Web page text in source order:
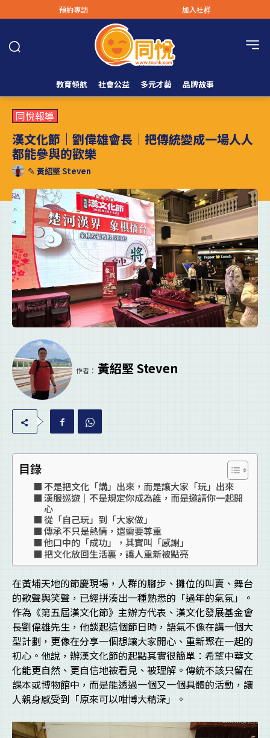
預約專訪 加入社群
教育領航 社會公益 多元才藝 品牌故事
同悅報導
漢文化節｜劉偉雄會長｜把傳統變成一場人人
都能參與的歡樂
✎ 黃紹堅 Steven
作者： 黃紹堅 Steven
目錄
不是把文化「講」出來，而是讓大家「玩」出來
漢服巡遊｜不是規定你成為誰，而是邀請你一起開
心
從「自己玩」到「大家做」
傳承不只是熱情，還需要尊重
他口中的「成功」，其實叫「感謝」
把文化放回生活裏，讓人重新被點亮
在黃埔天地的節慶現場，人群的腳步、攤位的叫賣、舞台
的歌聲與笑聲，已經拼湊出一種熟悉的「過年的氣氛」。
作為《第五屆漢文化節》主辦方代表、漢文化發展基金會
長劉偉雄先生，他談起這個節日時，語氣不像在講一個大
型計劃，更像在分享一個想讓大家開心、重新聚在一起的
初心。他說，辦漢文化節的起點其實很簡單：希望中華文
化能更自然、更自信地被看見、被理解。傳統不該只留在
課本或博物館中，而是能透過一個又一個具體的活動，讓
人親身感受到「原來可以咁博大精深」。